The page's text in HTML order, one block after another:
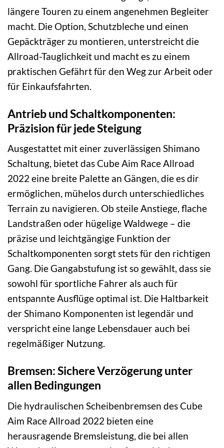
längere Touren zu einem angenehmen Begleiter
macht. Die Option, Schutzbleche und einen
Gepäckträger zu montieren, unterstreicht die
Allroad-Tauglichkeit und macht es zu einem
praktischen Gefährt für den Weg zur Arbeit oder
für Einkaufsfahrten.
Antrieb und Schaltkomponenten:
Präzision für jede Steigung
Ausgestattet mit einer zuverlässigen Shimano
Schaltung, bietet das Cube Aim Race Allroad
2022 eine breite Palette an Gängen, die es dir
ermöglichen, mühelos durch unterschiedliches
Terrain zu navigieren. Ob steile Anstiege, flache
Landstraßen oder hügelige Waldwege – die
präzise und leichtgängige Funktion der
Schaltkomponenten sorgt stets für den richtigen
Gang. Die Gangabstufung ist so gewählt, dass sie
sowohl für sportliche Fahrer als auch für
entspannte Ausflüge optimal ist. Die Haltbarkeit
der Shimano Komponenten ist legendär und
verspricht eine lange Lebensdauer auch bei
regelmäßiger Nutzung.
Bremsen: Sichere Verzögerung unter
allen Bedingungen
Die hydraulischen Scheibenbremsen des Cube
Aim Race Allroad 2022 bieten eine
herausragende Bremsleistung, die bei allen